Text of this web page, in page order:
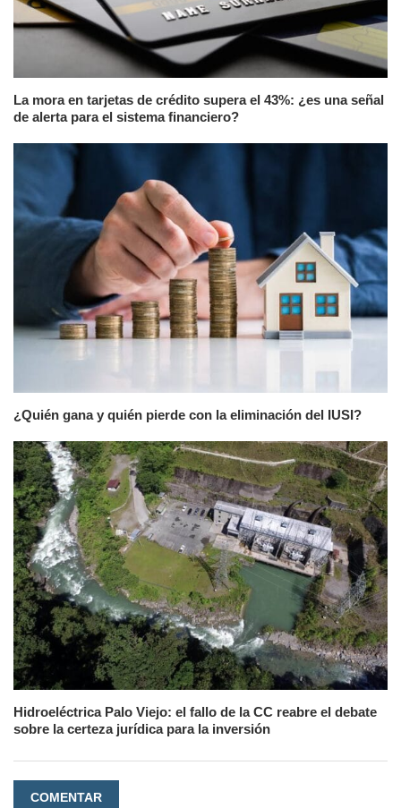
La mora en tarjetas de crédito supera el 43%: ¿es una señal
de alerta para el sistema financiero?
¿Quién gana y quién pierde con la eliminación del IUSI?
Hidroeléctrica Palo Viejo: el fallo de la CC reabre el debate
sobre la certeza jurídica para la inversión
COMENTAR